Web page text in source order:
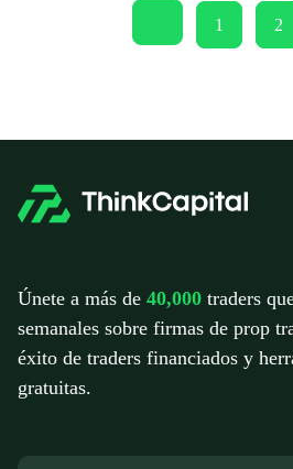
PAGINACIÓN
ENTRADAS
anterior
Página
1 2
Únete a más de 40,000 traders
semanales sobre firmas de prop
éxito de traders financiados y
gratuitas.